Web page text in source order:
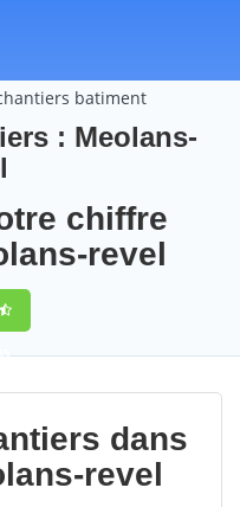
batiment
: Meolans-
chiffre
revel
dans
revel